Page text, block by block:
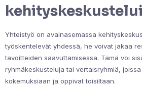
Yhteistyö on avainasemassa
työskentelevät yhdessä, he voivat jakaa
tavoitteiden saavuttamisessa. Tämä voi
ryhmäkeskusteluja tai vertaisryhmiä,
kokemuksiaan ja oppivat toisiltaan.